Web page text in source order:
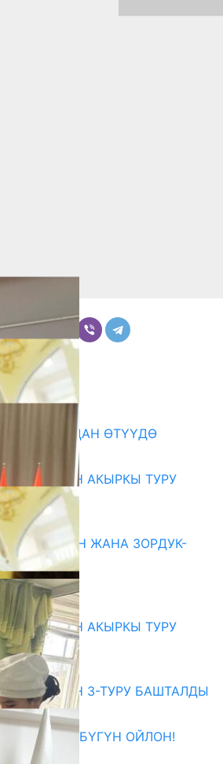
ОКУУДАН ӨТҮҮДӨ
АЛУУНУН АКЫРКЫ ТУРУ
ЖАНА ЗОРДУК-
АЛУУНУН АКЫРКЫ ТУРУ
АЛУУНУН 3-ТУРУ БАШТАЛДЫ
ҮЧҮН БҮГҮН ОЙЛОН!